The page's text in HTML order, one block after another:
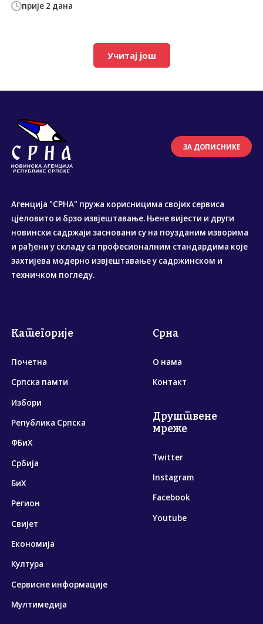
прије 2 дана
Учитај још
ЗА ДОПИСНИКЕ
Агенција "СРНА" пружа корисницима својих сервиса
цјеловито и брзо извјештавање. Њене вијести и други
новински садржаји засновани су на поузданим изворима
и рађени у складу са професионалним стандардима које
захтијева модерно извјештавање у садржинском и
техничком погледу.
Категорије
Почетна
Српска памти
Избори
Република Српска
ФБиХ
Србија
БиХ
Регион
Свијет
Економија
Култура
Сервисне информације
Мултимедија
Срна
О нама
Контакт
Друштвене
мреже
Twitter
Instagram
Facebook
Youtube